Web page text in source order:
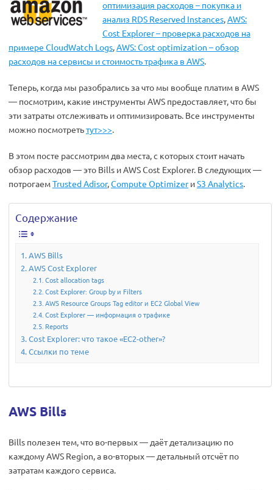
оптимизация расходов – покупка и
анализ RDS Reserved Instances,AWS:
Cost Explorer – проверка расходов на
примере CloudWatch Logs,AWS: Cost optimization – обзор
расходов на сервисы и стоимость трафика в AWS.
Теперь, когда мы разобрались за что мы вообще платим в AWS
— посмотрим, какие инструменты AWS предоставляет, что бы
эти затраты отслеживать и оптимизировать. Все инструменты
можно посмотретьтут>>>.
В этом посте рассмотрим два места, с которых стоит начать
обзор расходов — это Bills и AWS Cost Explorer. В следующих —
потрогаемTrusted Adisor,Compute OptimizerиS3 Analytics.
Содержание
AWS Bills
AWS Cost Explorer
Cost allocation tags
Cost Explorer: Group by и Filters
AWS Resource Groups Tag editor и EC2 Global View
Cost Explorer — информация о трафике
Reports
Cost Explorer: что такое «EC2-other»?
Ссылки по теме
AWS Bills
Bills полезен тем, что во-первых — даёт детализацию по
каждому AWS Region, а во-вторых — детальный отсчёт по
затратам каждого сервиса.